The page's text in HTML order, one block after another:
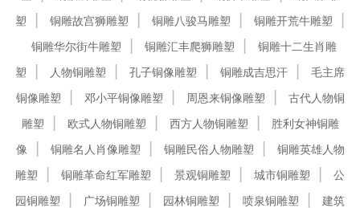
塑
铜雕故宫狮雕塑 铜雕八骏马雕塑
铜雕开荒牛雕塑
铜雕华尔街牛雕塑
铜雕汇丰爬狮雕塑
铜雕十二生肖雕
塑
人物铜雕塑 孔子铜像雕塑 铜雕成吉思汗
毛主席
铜像雕塑
邓小平铜像雕塑 周恩来铜像雕塑
古代人物铜
雕塑
欧式人物铜雕塑 西方人物铜雕塑
胜利女神铜雕
像
铜雕名人肖像雕塑 铜雕民俗人物雕塑
铜雕英雄人物
雕塑
铜雕革命红军雕塑 景观铜雕塑 城市铜雕塑
公
园铜雕塑
广场铜雕塑 园林铜雕塑 喷泉铜雕塑
建筑